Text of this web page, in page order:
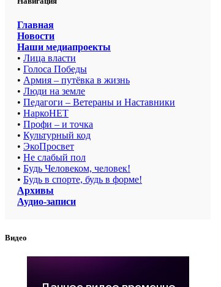
Главная
Новости
Наши медиапроекты
• Лица власти
• Голоса Победы
• Армия – путёвка в жизнь
• Люди на земле
• Педагоги – Ветераны и Наставники
• НаркоНЕТ
• Профи – и точка
• Культурный код
• ЭкоПросвет
• Не слабый пол
• Будь Человеком, человек!
• Будь в спорте, будь в форме!
Архивы
Аудио-записи
Видео